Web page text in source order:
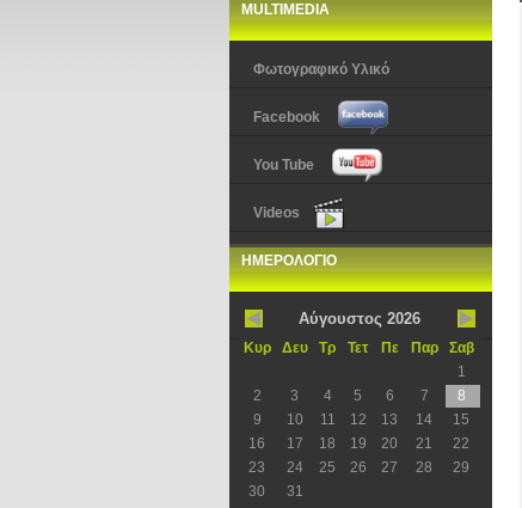
MULTIMEDIA
Φωτογραφικό Υλικό
Facebook
You Tube
Videos
ΗΜΕΡΟΛΟΓΙΟ
Αύγουστος 2026
Κυρ Δευ Τρ Τετ Πε Παρ
Σαβ
1
2
3 4 5 6 7
8
9
10 11 12 13 14
15
16
17 18 19 20 21
22
23
24 25 26 27 28
29
30
31